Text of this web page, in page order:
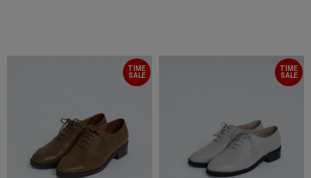
TIME
SALE
TIME
SALE